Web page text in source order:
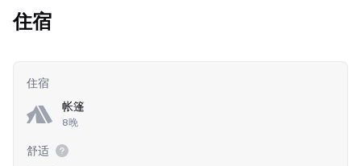
住宿
住宿
帐篷
8晚
舒适